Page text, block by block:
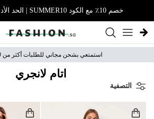
خصم 10٪ مع الكود SUMMER10 | الحد الأدنى للشراء 100
استمتعي بشحن مجاني للطلبات أكثر من 299 ريال
اتام لانجري
التصفية